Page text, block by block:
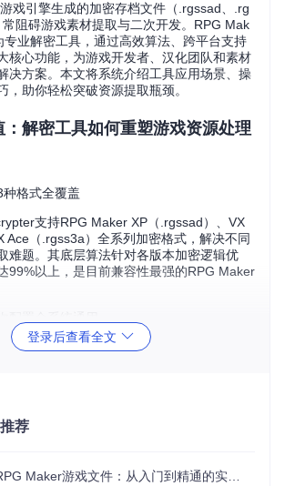
戏引擎生成的加密存档文件（.rgssad、.rg
阻碍游戏素材提取与二次开发。RPG Mak
业解密工具，通过高效算法、跨平台支持
核心功能，为游戏开发者、汉化团队和素材
决方案。本文将系统介绍工具应用场景、操
，助你轻松突破资源提取瓶颈。
：解密工具如何重塑游戏资源处理
格式全覆盖
支持RPG Maker XP（.rgssad）、VX
Ace（.rgss3a）全系列加密格式，解决不同
难题。其底层算法针对各版本加密逻辑优
99%以上，是目前兼容性最强的RPG Maker
开发，原生支持Windows、Linux和macOS
手动到自动化的跨越
升400%。配合命令行参数和批处理脚本，
登录后查看全文
荐
Maker游戏文件：从入门到精通的实用指南